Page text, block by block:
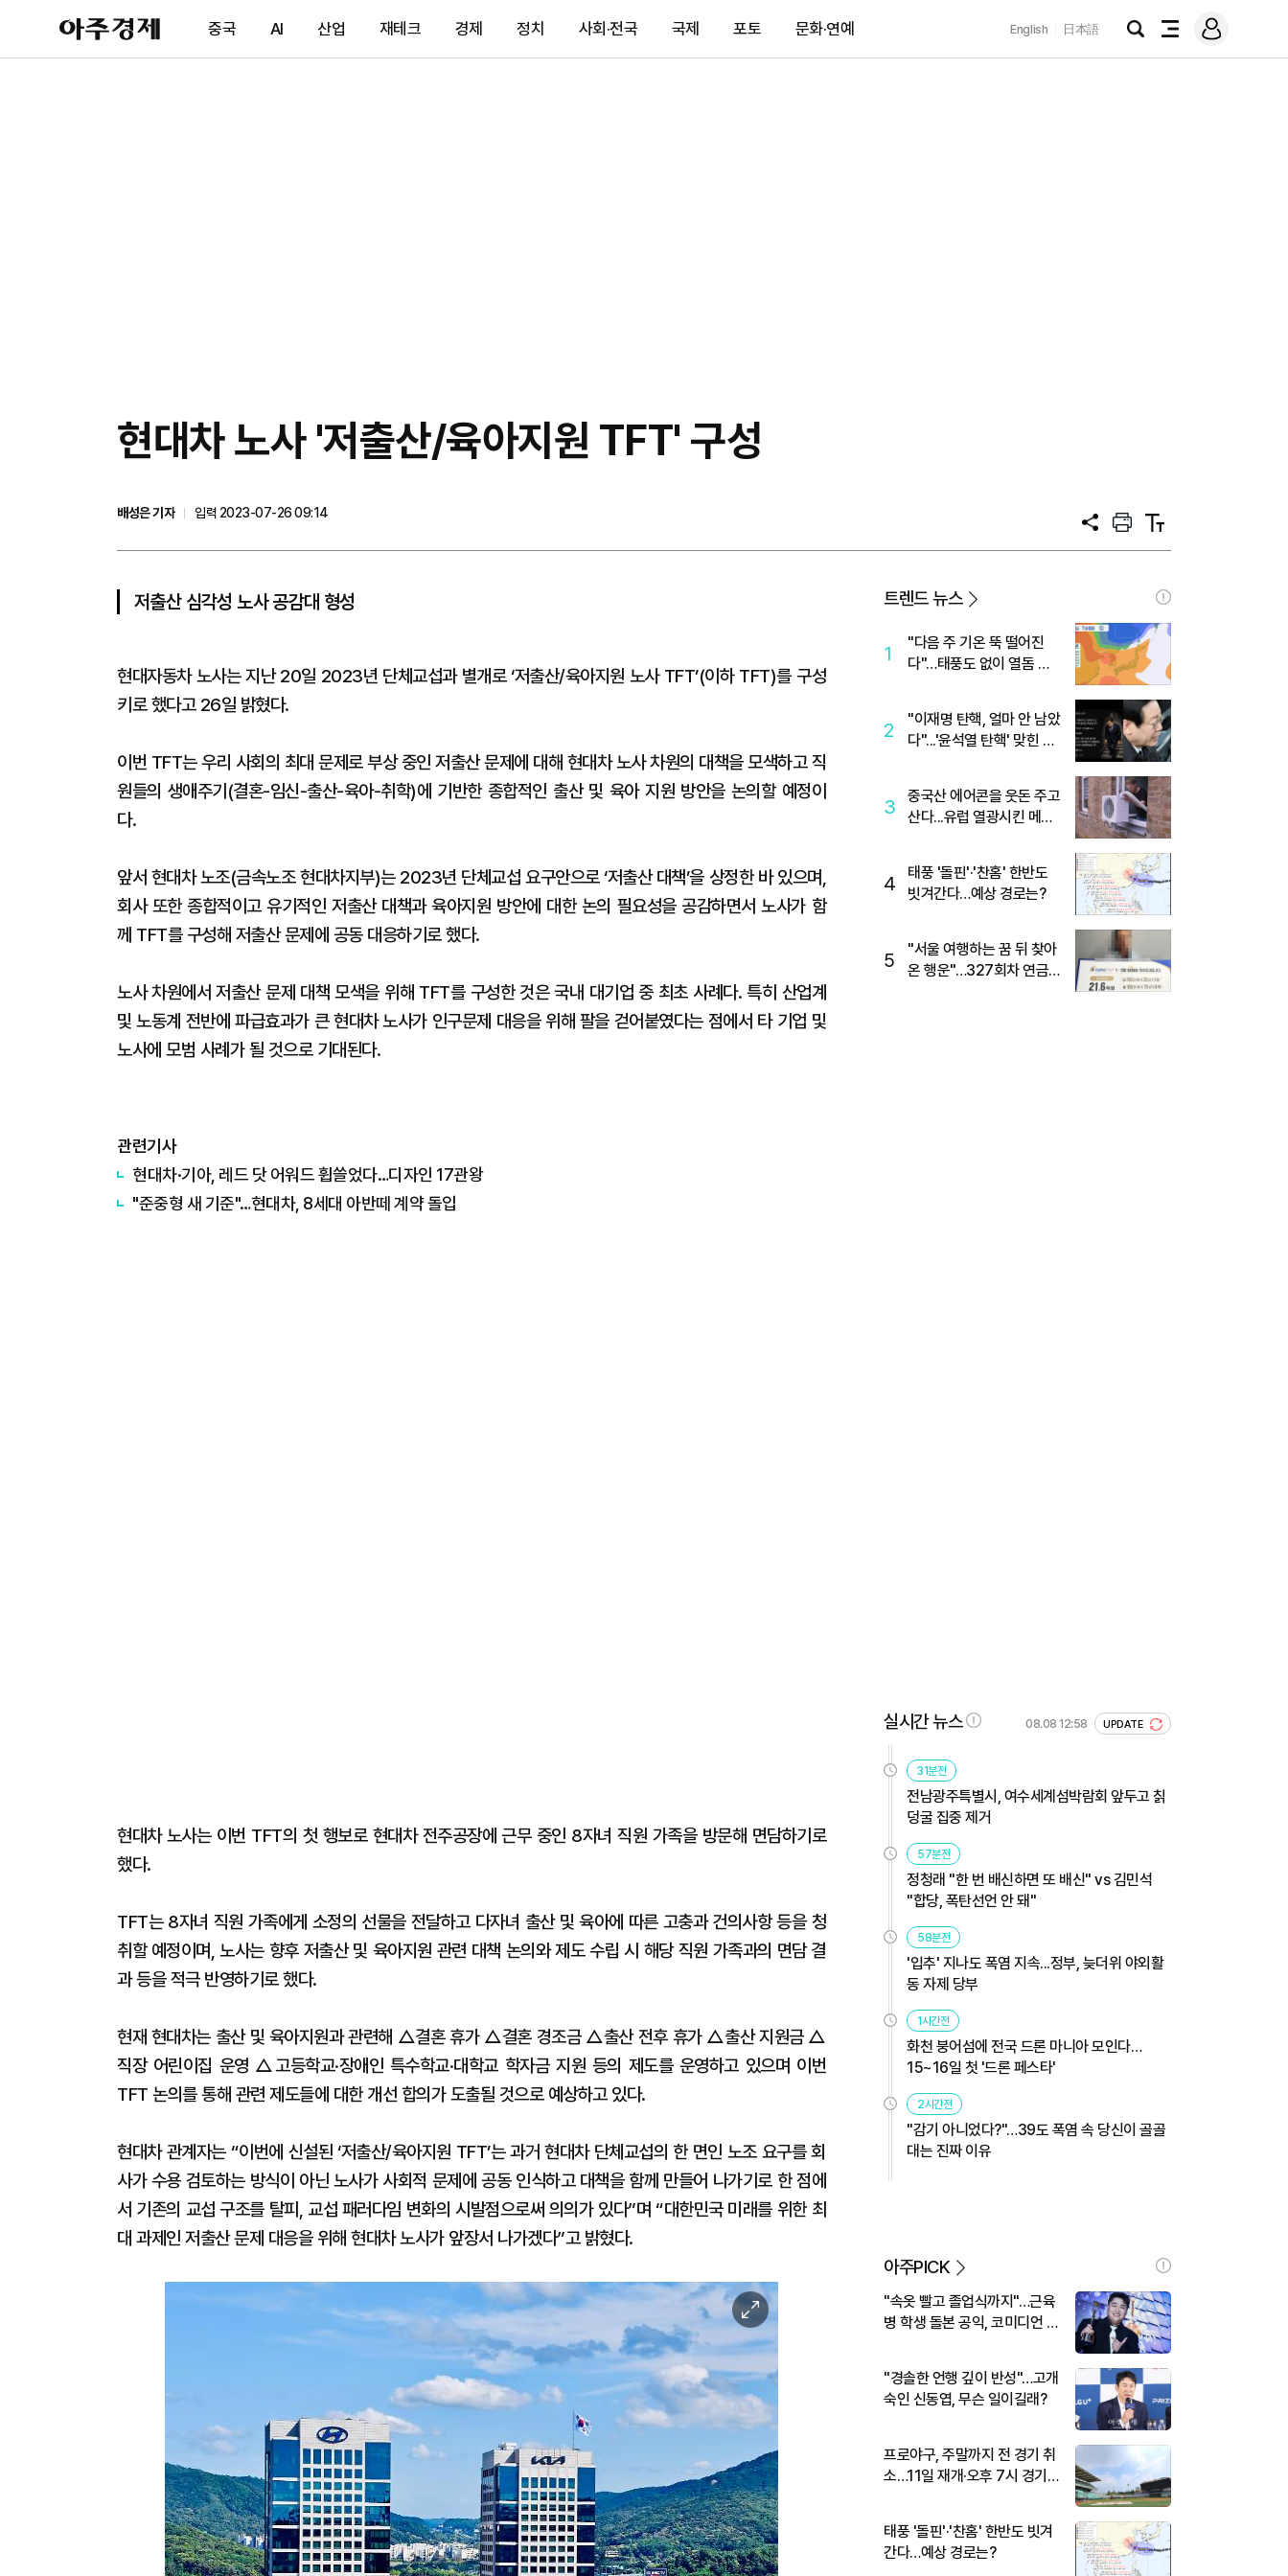
아
주
제
중국 AI 산업 재테크 경제 정치 사회·전국 국제 포토 문화·연예 English 日本語
검
전
메
그
현대차 노사 '저출산/육아지원 TFT' 구성
배성은 기자
입력 2023-07-26 09:14
공
프
트
텍
트
저출산 심각성 노사 공감대 형성
현대자동차 노사는 지난 20일 2023년 단체교섭과 별개로 ‘저출산/육아지원 노사 TFT’(이하 TFT)를 구성
키로 했다고 26일 밝혔다.
이번 TFT는 우리 사회의 최대 문제로 부상 중인 저출산 문제에 대해 현대차 노사 차원의 대책을 모색하고 직
원들의 생애주기(결혼-임신-출산-육아-취학)에 기반한 종합적인 출산 및 육아 지원 방안을 논의할 예정이
다.
앞서 현대차 노조(금속노조 현대차지부)는 2023년 단체교섭 요구안으로 ‘저출산 대책’을 상정한 바 있으며,
회사 또한 종합적이고 유기적인 저출산 대책과 육아지원 방안에 대한 논의 필요성을 공감하면서 노사가 함
께 TFT를 구성해 저출산 문제에 공동 대응하기로 했다.
노사 차원에서 저출산 문제 대책 모색을 위해 TFT를 구성한 것은 국내 대기업 중 최초 사례다. 특히 산업계
및 노동계 전반에 파급효과가 큰 현대차 노사가 인구문제 대응을 위해 팔을 걷어붙였다는 점에서 타 기업 및
노사에 모범 사례가 될 것으로 기대된다.
관련기사
현대차·기아, 레드 닷 어워드 휩쓸었다…디자인 17관왕
"준중형 새 기준"…현대차, 8세대 아반떼 계약 돌입
현대차 노사는 이번 TFT의 첫 행보로 현대차 전주공장에 근무 중인 8자녀 직원 가족을 방문해 면담하기로
했다.
TFT는 8자녀 직원 가족에게 소정의 선물을 전달하고 다자녀 출산 및 육아에 따른 고충과 건의사항 등을 청
취할 예정이며, 노사는 향후 저출산 및 육아지원 관련 대책 논의와 제도 수립 시 해당 직원 가족과의 면담 결
과 등을 적극 반영하기로 했다.
현재 현대차는 출산 및 육아지원과 관련해 △결혼 휴가 △결혼 경조금 △출산 전후 휴가 △출산 지원금 △
직장 어린이집 운영 △고등학교·장애인 특수학교·대학교 학자금 지원 등의 제도를 운영하고 있으며 이번
TFT 논의를 통해 관련 제도들에 대한 개선 합의가 도출될 것으로 예상하고 있다.
현대차 관계자는 “이번에 신설된 ‘저출산/육아지원 TFT’는 과거 현대차 단체교섭의 한 면인 노조 요구를 회
사가 수용 검토하는 방식이 아닌 노사가 사회적 문제에 공동 인식하고 대책을 함께 만들어 나가기로 한 점에
서 기존의 교섭 구조를 탈피, 교섭 패러다임 변화의 시발점으로써 의의가 있다”며 “대한민국 미래를 위한 최
대 과제인 저출산 문제 대응을 위해 현대차 노사가 앞장서 나가겠다”고 밝혔다.
이
미
지
확
대
트렌드 뉴스
1
"다음 주 기온 뚝 떨어진
다"…태풍도 없이 열돔 박
2
"이재명 탄핵, 얼마 안 남았
다"...'윤석열 탄핵' 맞힌 무
3
중국산 에어콘을 웃돈 주고
산다...유럽 열광시킨 메이
4
태풍 '돌핀'·'찬홈' 한반도
빗겨간다…예상 경로는?
5
"서울 여행하는 꿈 뒤 찾아
온 행운"…327회차 연금
실시간 뉴스 08.08 12:58 UPDATE
31분전
전남광주특별시, 여수세계섬박람회 앞두고 칡
덩굴 집중 제거
57분전
정청래 "한 번 배신하면 또 배신" vs 김민석
"합당, 폭탄선언 안 돼"
58분전
'입추' 지나도 폭염 지속...정부, 늦더위 야외활
동 자제 당부
1시간전
화천 붕어섬에 전국 드론 마니아 모인다…
15~16일 첫 '드론 페스타'
2시간전
"감기 아니었다?"…39도 폭염 속 당신이 골골
대는 진짜 이유
아주PICK
"속옷 빨고 졸업식까지"…근육
병 학생 돌본 공익, 코미디언 김
"경솔한 언행 깊이 반성"…고개
숙인 신동엽, 무슨 일이길래?
프로야구, 주말까지 전 경기 취
소…11일 재개·오후 7시 경기
태풍 '돌핀'·'찬홈' 한반도 빗겨
간다…예상 경로는?